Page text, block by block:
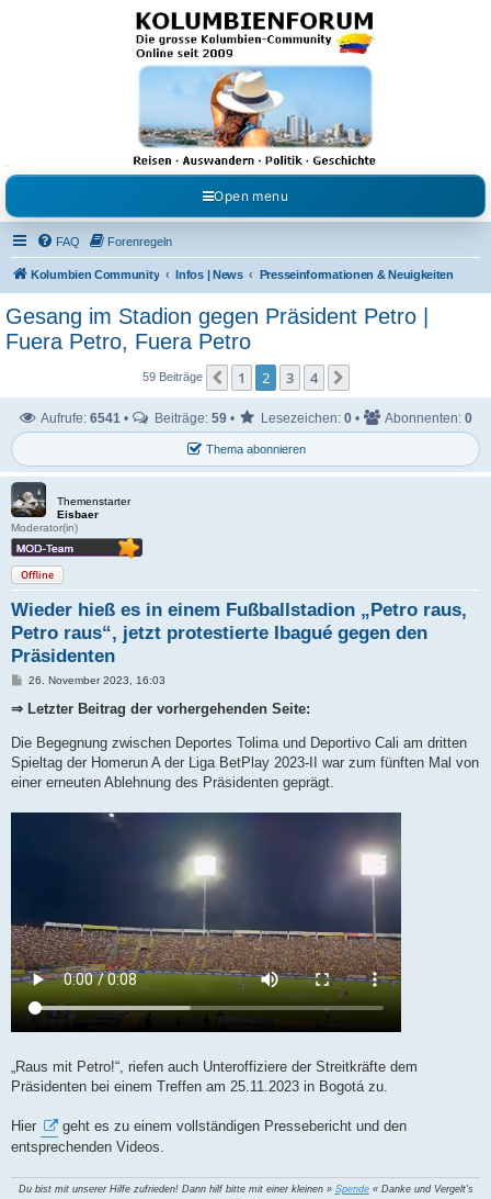
Kolumbienforum - Das
grosse Forum der
Freunde Kolumbiens
Reisen, Auswandern, Kultur, Politik, Geschichte und Visum in Kolumbien und Venezuela.
Austausch, Erfahrungen und Gemeinschaft im Kolumbienforum
Open menu
FAQ Forenregeln
Kolumbien Community Infos | News Presseinformationen & Neuigkeiten
Gesang im Stadion gegen Präsident Petro |
Fuera Petro, Fuera Petro
59 Beiträge Vorherige
1 2 3 4
Thema abonnieren
Aufrufe: 6541 • Beiträge: 59 • Lesezeichen: 0 • Abonnenten: 0
Themenstarter
Eisbaer
Moderator(in)
Offline
Wieder hieß es in einem Fußballstadion „Petro raus,
Petro raus“, jetzt protestierte Ibagué gegen den
Präsidenten
B
a
g
26. November 2023, 16:03
⇒ Letzter Beitrag der vorhergehenden Seite:
Die Begegnung zwischen Deportes Tolima und Deportivo Cali am dritten
Spieltag der Homerun A der Liga BetPlay 2023-II war zum fünften Mal von
einer erneuten Ablehnung des Präsidenten geprägt.
„Raus mit Petro!“, riefen auch Unteroffiziere der Streitkräfte dem
Präsidenten bei einem Treffen am 25.11.2023 in Bogotá zu.
Hier
geht es zu einem vollständigen Pressebericht und den
entsprechenden Videos.
Du bist mit unserer Hilfe zufrieden! Dann hilf bitte mit einer kleinen » Spende« Danke und Vergelt's